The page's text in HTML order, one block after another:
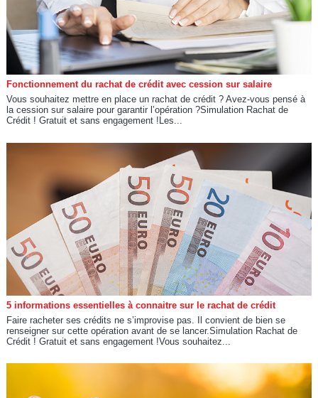
Fonctionnement du rachat de crédit avec cession sur salaire
Vous souhaitez mettre en place un rachat de crédit ? Avez-vous pensé à
la cession sur salaire pour garantir l’opération ?Simulation Rachat de
Crédit ! Gratuit et sans engagement !Les...
5 informations essentielles à connaitre sur le rachat de crédit
Faire racheter ses crédits ne s’improvise pas. Il convient de bien se
renseigner sur cette opération avant de se lancer.Simulation Rachat de
Crédit ! Gratuit et sans engagement !Vous souhaitez...